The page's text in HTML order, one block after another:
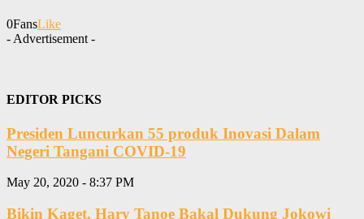
0FansLike
- Advertisement -
EDITOR PICKS
Presiden Luncurkan 55 produk Inovasi Dalam
Negeri Tangani COVID-19
May 20, 2020 - 8:37 PM
Bikin Kaget, Hary Tanoe Bakal Dukung Jokowi